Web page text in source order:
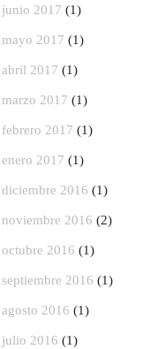
junio 2017 (1)
mayo 2017 (1)
abril 2017 (1)
marzo 2017 (1)
febrero 2017 (1)
enero 2017 (1)
diciembre 2016 (1)
noviembre 2016 (2)
octubre 2016 (1)
septiembre 2016 (1)
agosto 2016 (1)
julio 2016 (1)